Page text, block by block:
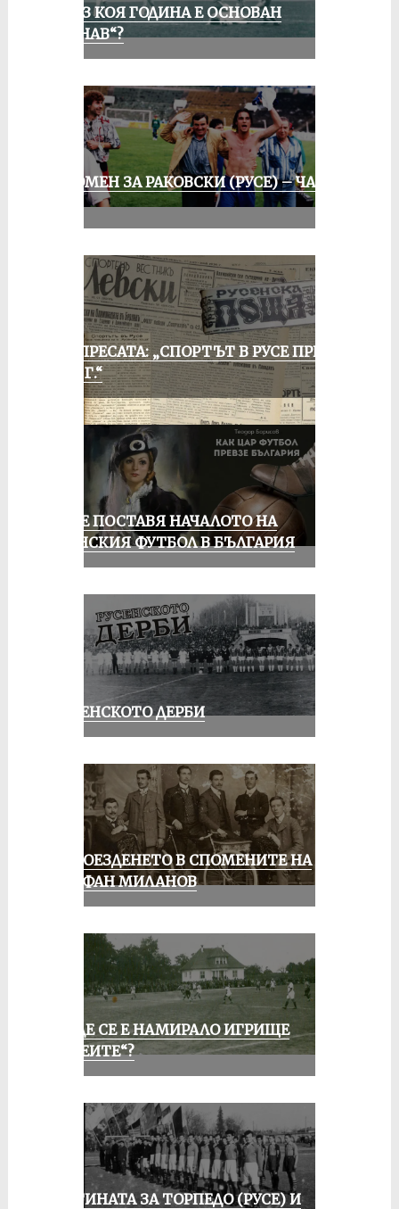
ПРЕЗ КОЯ ГОДИНА Е ОСНОВАН
„ДУНАВ“?
СПОМЕН ЗА РАКОВСКИ (РУСЕ) – ЧАСТ
ОТ ПРЕСАТА: „СПОРТЪТ В РУСЕ ПРЕЗ
1935 Г.“
РУСЕ ПОСТАВЯ НАЧАЛОТО НА
ЖЕНСКИЯ ФУТБОЛ В БЪЛГАРИЯ
РУСЕНСКОТО ДЕРБИ
КОЛОЕЗДЕНЕТО В СПОМЕНИТЕ НА
СТЕФАН МИЛАНОВ
КЪДЕ СЕ Е НАМИРАЛО ИГРИЩЕ
„АЛЕИТЕ“?
ИСТИНАТА ЗА ТОРПЕДО (РУСЕ) И